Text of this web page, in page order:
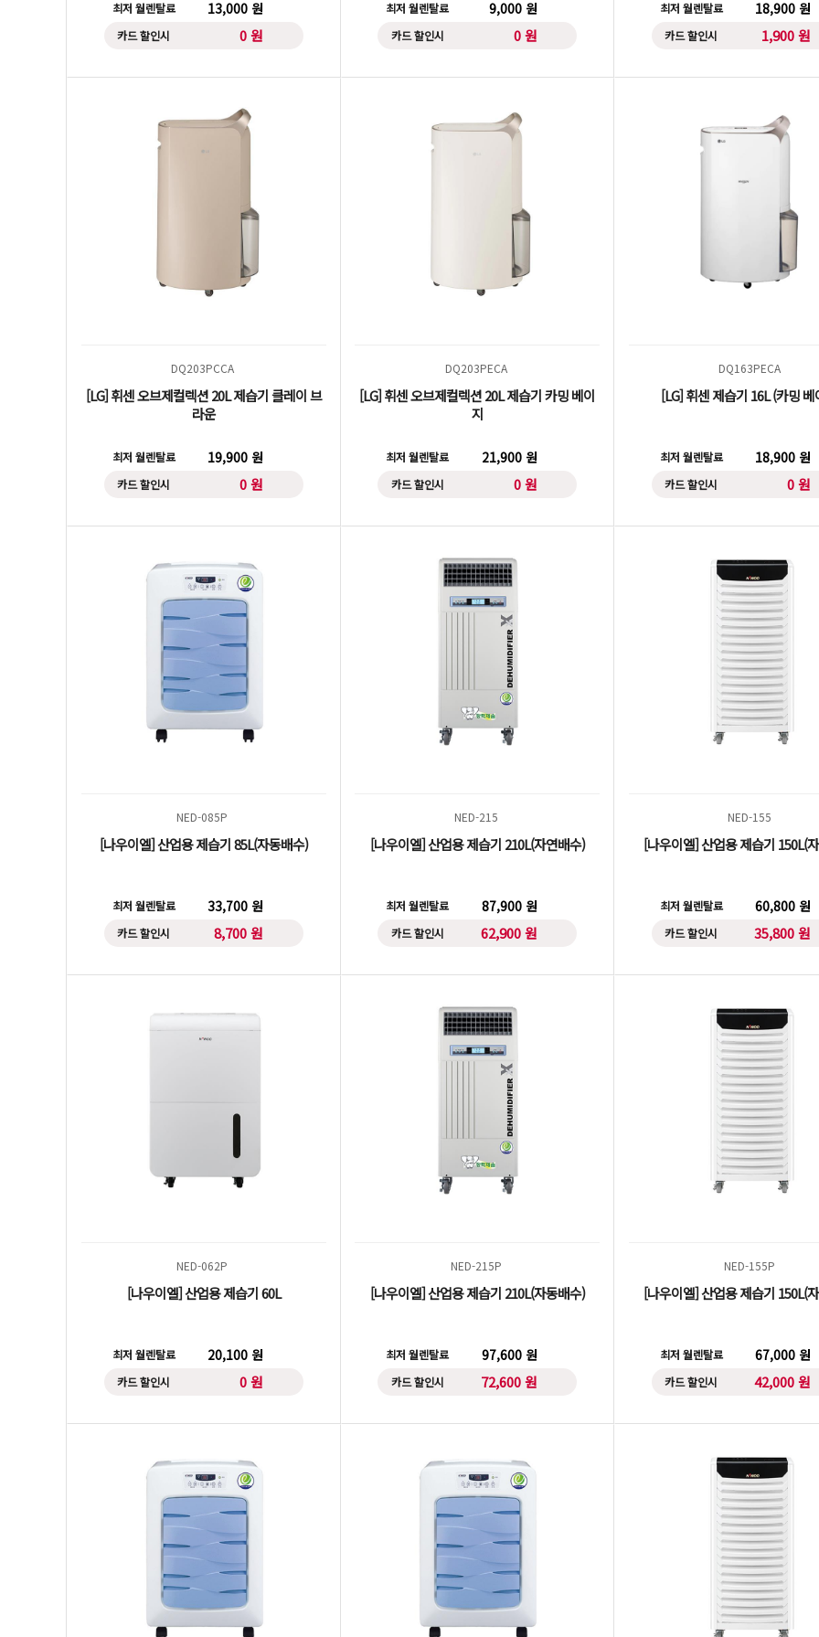
최저 월렌탈료 13,000 원
카드 할인시 0 원
최저 월렌탈료 9,000 원
카드 할인시 0 원
최저 월렌탈료 18,900 원
카드 할인시 1,900 원
DQ203PCCA
[LG] 휘센 오브제컬렉션 20L 제습기 클레이 브
라운
최저 월렌탈료 19,900 원
카드 할인시 0 원
DQ203PECA
[LG] 휘센 오브제컬렉션 20L 제습기 카밍 베이
지
최저 월렌탈료 21,900 원
카드 할인시 0 원
DQ163PECA
[LG] 휘센 제습기 16L (카밍 베
최저 월렌탈료 18,900 원
카드 할인시 0 원
NED-085P
[나우이엘] 산업용 제습기 85L(자동배수)
최저 월렌탈료 33,700 원
카드 할인시 8,700 원
NED-215
[나우이엘] 산업용 제습기 210L(자연배수)
최저 월렌탈료 87,900 원
카드 할인시 62,900 원
NED-155
[나우이엘] 산업용 제습기 150L(
최저 월렌탈료 60,800 원
카드 할인시 35,800 원
NED-062P
[나우이엘] 산업용 제습기 60L
최저 월렌탈료 20,100 원
카드 할인시 0 원
NED-215P
[나우이엘] 산업용 제습기 210L(자동배수)
최저 월렌탈료 97,600 원
카드 할인시 72,600 원
NED-155P
[나우이엘] 산업용 제습기 150L(
최저 월렌탈료 67,000 원
카드 할인시 42,000 원